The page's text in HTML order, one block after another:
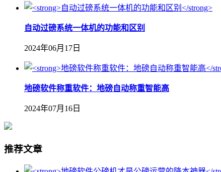
自动过磅系统一体机的功能和区别
2024年06月17日
地磅软件称重软件：地磅自动称重智能高
2024年07月16日
推荐文章